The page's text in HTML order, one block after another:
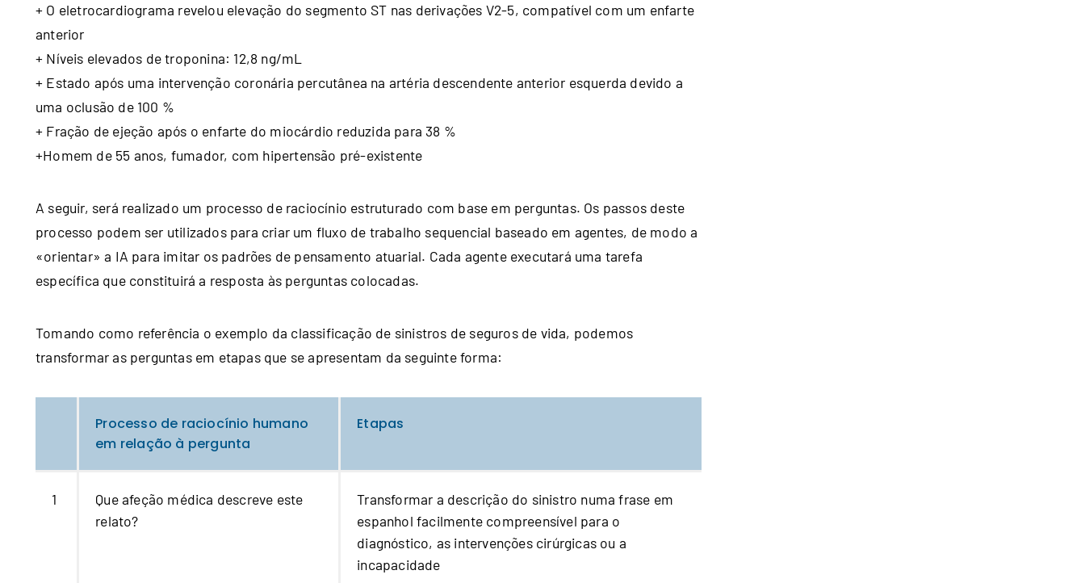
+ O eletrocardiograma revelou elevação do segmento ST nas derivações V2‑5, compatível com um enfarte
anterior
+ Níveis elevados de troponina: 12,8 ng/mL
+ Estado após uma intervenção coronária percutânea na artéria descendente anterior esquerda devido a
uma oclusão de 100 %
+ Fração de ejeção após o enfarte do miocárdio reduzida para 38 %
+Homem de 55 anos, fumador, com hipertensão pré‑existente
A seguir, será realizado um processo de raciocínio estruturado com base em perguntas. Os passos deste
processo podem ser utilizados para criar um fluxo de trabalho sequencial baseado em agentes, de modo a
«orientar» a IA para imitar os padrões de pensamento atuarial. Cada agente executará uma tarefa
específica que constituirá a resposta às perguntas colocadas.
Tomando como referência o exemplo da classificação de sinistros de seguros de vida, podemos
transformar as perguntas em etapas que se apresentam da seguinte forma:
Processo de raciocínio humano
em relação à pergunta
Etapas
1
Que afeção médica descreve este
relato?
Transformar a descrição do sinistro numa frase em
espanhol facilmente compreensível para o
diagnóstico, as intervenções cirúrgicas ou a
incapacidade